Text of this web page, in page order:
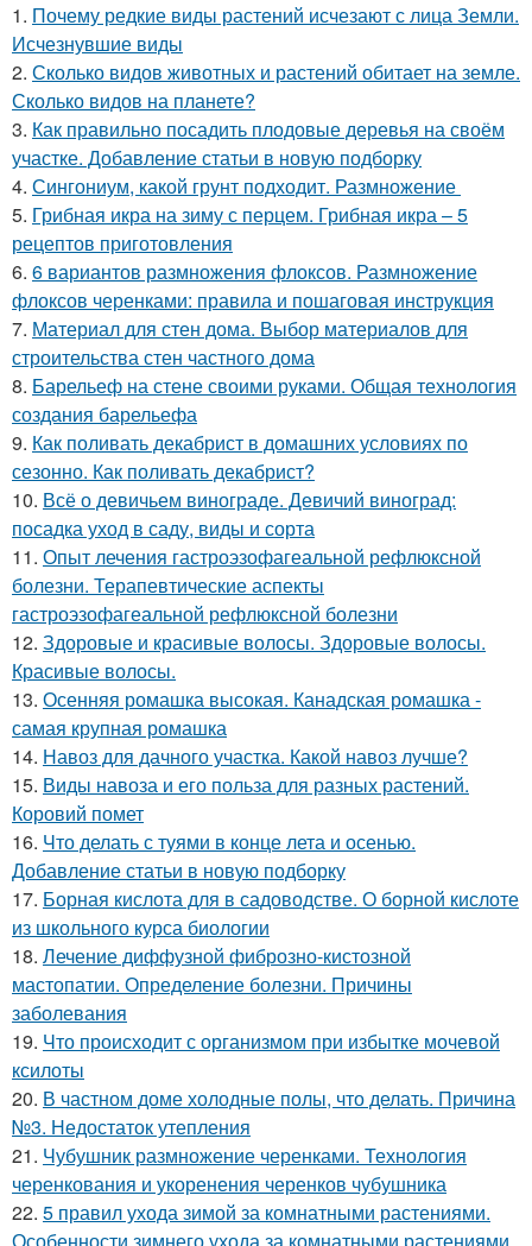
1. Почему редкие виды растений исчезают с лица Земли.
Исчезнувшие виды
2. Сколько видов животных и растений обитает на земле.
Сколько видов на планете?
3. Как правильно посадить плодовые деревья на своём
участке. Добавление статьи в новую подборку
4. Сингониум, какой грунт подходит. Размножение
5. Грибная икра на зиму с перцем. Грибная икра – 5
рецептов приготовления
6. 6 вариантов размножения флоксов. Размножение
флоксов черенками: правила и пошаговая инструкция
7. Материал для стен дома. Выбор материалов для
строительства стен частного дома
8. Барельеф на стене своими руками. Общая технология
создания барельефа
9. Как поливать декабрист в домашних условиях по
сезонно. Как поливать декабрист?
10. Всё о девичьем винограде. Девичий виноград:
посадка уход в саду, виды и сорта
11. Опыт лечения гастроэзофагеальной рефлюксной
болезни. Терапевтические аспекты
гастроэзофагеальной рефлюксной болезни
12. Здоровые и красивые волосы. Здоровые волосы.
Красивые волосы.
13. Осенняя ромашка высокая. Канадская ромашка -
самая крупная ромашка
14. Навоз для дачного участка. Какой навоз лучше?
15. Виды навоза и его польза для разных растений.
Коровий помет
16. Что делать с туями в конце лета и осенью.
Добавление статьи в новую подборку
17. Борная кислота для в садоводстве. О борной кислоте
из школьного курса биологии
18. Лечение диффузной фиброзно-кистозной
мастопатии. Определение болезни. Причины
заболевания
19. Что происходит с организмом при избытке мочевой
ксилоты
20. В частном доме холодные полы, что делать. Причина
№3. Недостаток утепления
21. Чубушник размножение черенками. Технология
черенкования и укоренения черенков чубушника
22. 5 правил ухода зимой за комнатными растениями.